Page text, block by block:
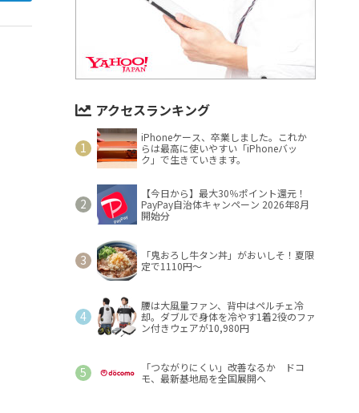
アクセスランキング
iPhoneケース、卒業しました。これか
らは最高に使いやすい「iPhoneバッ
ク」で生きていきます。
【今日から】最大30％ポイント還元！
PayPay自治体キャンペーン 2026年8月
開始分
「鬼おろし牛タン丼」がおいしそ！夏限
定で1110円～
腰は大風量ファン、背中はペルチェ冷
却。ダブルで身体を冷やす1着2役のファ
ン付きウェアが10,980円
「つながりにくい」改善なるか ドコ
モ、最新基地局を全国展開へ